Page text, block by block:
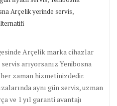
Arçelik yerinde servis,
Arçelik marka cihazlar
arıyorsanız Yenibosna
zaman hizmetinizdedir.
aynı gün servis, uzman
ve 1 yıl garanti avantajı